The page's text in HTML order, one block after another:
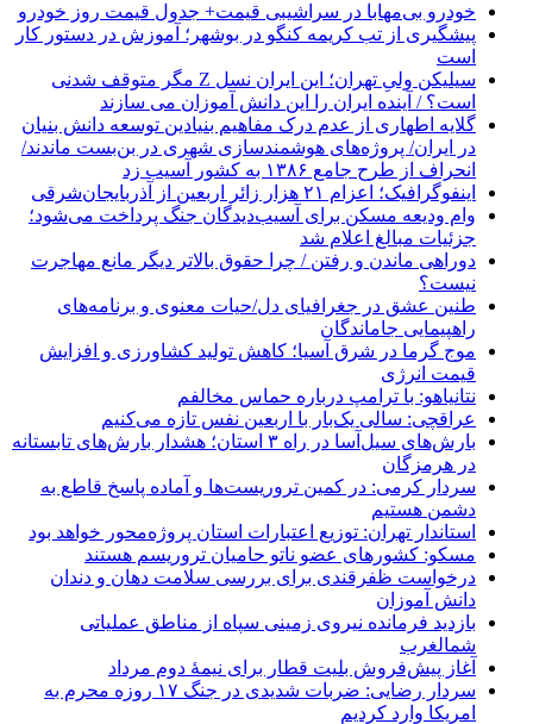
خودرو بی‌مهابا در سراشیبی قیمت+ جدول قیمت روز خودرو
پیشگیری از تب کریمه کنگو در بوشهر؛ آموزش در دستور کار
است
سیلیکن ولیِ تهران؛ این ایران نسل Z مگر متوقف شدنی
است؟ / آینده ایران را این دانش آموزان می سازند
گلایه اطهاری از عدم درک مفاهیم بنیادین توسعه دانش بنیان
در ایران/ پروژه‌های هوشمندسازی شهری در بن‌بست ماندند/
انحراف از طرح جامع ۱۳۸۶ به کشور آسیب زد
اینفوگرافیک؛ اعزام ۲۱ هزار زائر اربعین از آذربایجان‌شرقی
وام ودیعه مسکن برای آسیب‌دیدگان جنگ پرداخت می‌شود؛
جزئیات مبالغ اعلام شد
دوراهی ماندن و رفتن / چرا حقوق بالاتر دیگر مانع مهاجرت
نیست؟
طنین عشق در جغرافیای دل/حیات معنوی و برنامه‌های
راهپیمایی جاماندگان
موج گرما در شرق آسیا؛ کاهش تولید کشاورزی و افزایش
قیمت انرژی
نتانیاهو: با ترامپ درباره حماس مخالفم
عراقچی: سالی یک‌بار با اربعین نفس تازه می‌کنیم
بارش‌های سیل‌آسا در راه ۳ استان؛ هشدار بارش‌های تابستانه
در هرمزگان
سردار کرمی: در کمین تروریست‌ها و آماده پاسخ قاطع به
دشمن هستیم
استاندار تهران: توزیع اعتبارات استان پروژه‌محور خواهد بود
مسکو: کشورهای عضو ناتو حامیان تروریسم هستند
درخواست ظفرقندی برای بررسی سلامت دهان و دندان
دانش آموزان
بازدید فرمانده نیروی زمینی سپاه از مناطق عملیاتی
شمالغرب
آغاز پیش‌فروش بلیت قطار برای نیمۀ دوم مرداد
سردار رضایی: ضربات شدیدی در جنگ ۱۷ روزه محرم به
امریکا وارد کردیم